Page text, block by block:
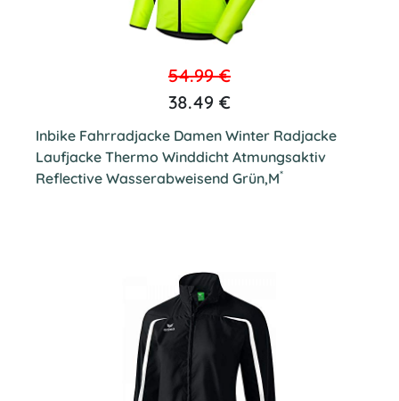
54.99 €
38.49 €
Inbike Fahrradjacke Damen Winter Radjacke
Laufjacke Thermo Winddicht Atmungsaktiv
Reflective Wasserabweisend Grün,M*